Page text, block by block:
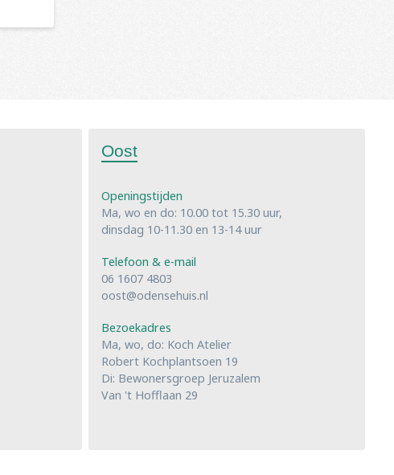
Oost
Openingstijden
Ma, wo en do: 10.00 tot 15.30 uur,
dinsdag 10-11.30 en 13-14 uur
Telefoon & e-mail
06 1607 4803
oost@odensehuis.nl
Bezoekadres
Ma, wo, do: Koch Atelier
Robert Kochplantsoen 19
Di: Bewonersgroep Jeruzalem
Van 't Hofflaan 29